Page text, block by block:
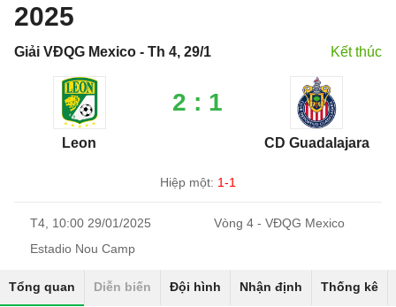
2025
Giải VĐQG Mexico - Th 4, 29/1 Kết thúc
Leon
2 : 1
CD Guadalajara
Hiệp một: 1-1
T4, 10:00 29/01/2025
Vòng 4 - VĐQG Mexico
Estadio Nou Camp
Tổng quan Diễn biến Đội hình Nhận định Thống kê